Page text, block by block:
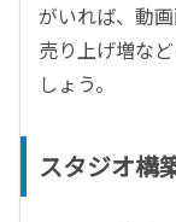
がいれば、動
売り上げ増な
しょう。
スタジオ構